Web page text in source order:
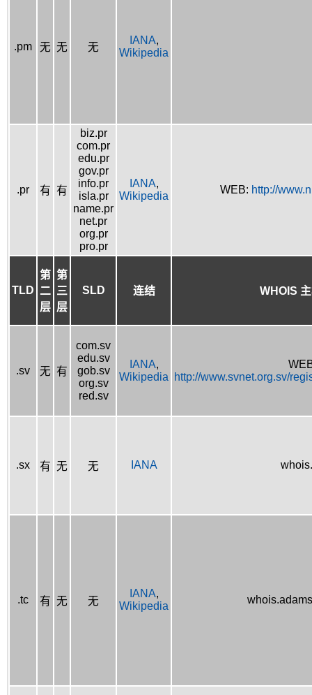
.pm 无 无 无
IANA,
Wikipedia
.pr 有 有
biz.pr
com.pr
edu.pr
gov.pr
info.pr
isla.pr
name.pr
net.pr
org.pr
pro.pr
IANA,
Wikipedia
WEB: http://
TLD
第
二
层
第
三
层
SLD 连结 WHOIS
.sv 无 有
com.sv
edu.sv
gob.sv
org.sv
red.sv
IANA,
Wikipedia
http://www.svnet.org.sv/
.sx 有 无 无 IANA
.tc 有 无 无
IANA,
Wikipedia